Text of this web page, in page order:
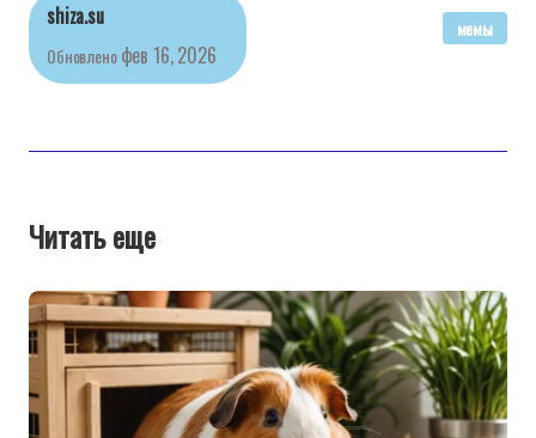
shiza.su
Обновлено фев 16, 2026
мемы
Читать еще